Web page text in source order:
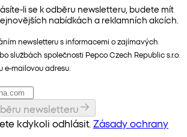
li se k odběru newsletteru, budete mít
nabídkách a reklamních akcích.
newsletteru s informacemi o zajímavých
službách společnosti Pepco Czech Republic s.r.o.
e-mailovou adresu.
newsletteru
kdykoli odhlásit. Zásady ochrany